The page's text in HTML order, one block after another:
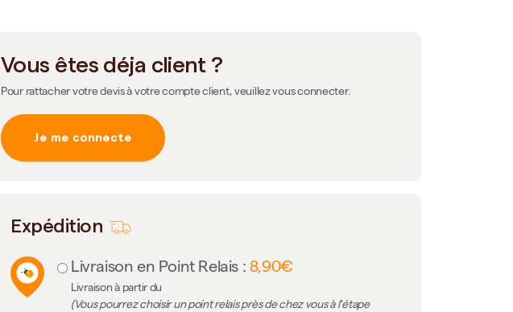
Vous êtes déja client ?
Pour rattacher votre devis à votre compte client, veuillez vous connecter.
Je me connecte
Expédition
Livraison en Point Relais : 8,90€
Livraison à partir du
(Vous pourrez choisir un point relais près de chez vous à l'étape